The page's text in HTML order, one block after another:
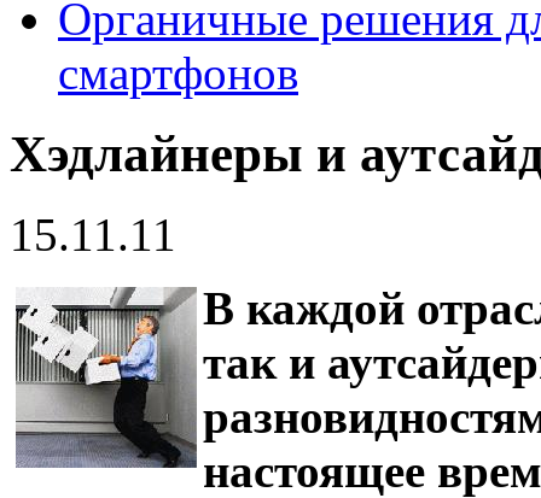
Органичные решения
смартфонов
Хэдлайнеры и
15.11.11
В каждой
так и
настоящее